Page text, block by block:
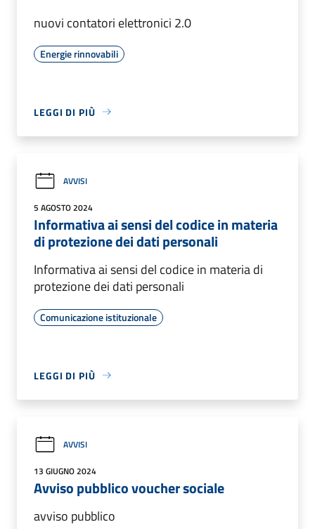
nuovi contatori elettronici 2.0
Energie rinnovabili
LEGGI DI PIÙ
AVVISI
5 AGOSTO 2024
Informativa ai sensi del codice in materia
di protezione dei dati personali
Informativa ai sensi del codice in materia di
protezione dei dati personali
Comunicazione istituzionale
LEGGI DI PIÙ
AVVISI
13 GIUGNO 2024
Avviso pubblico voucher sociale
avviso pubblico